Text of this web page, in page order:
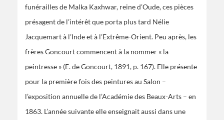
funérailles de Malka Kaxhwar, reine d’Oude, ces pièces
présagent de l’intérêt que porta plus tard Nélie
Jacquemart à l’Inde et à l’Extrême-Orient. Peu après, les
frères Goncourt commencent à la nommer « la
peintresse » (E. de Goncourt, 1891, p. 167). Elle présente
pour la première fois des peintures au Salon –
l’exposition annuelle de l’Académie des Beaux-Arts – en
1863. L’année suivante elle enseignait aussi dans une